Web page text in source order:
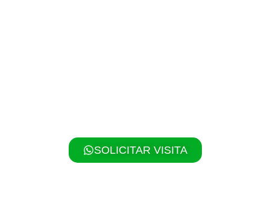
SOLICITAR VISITA